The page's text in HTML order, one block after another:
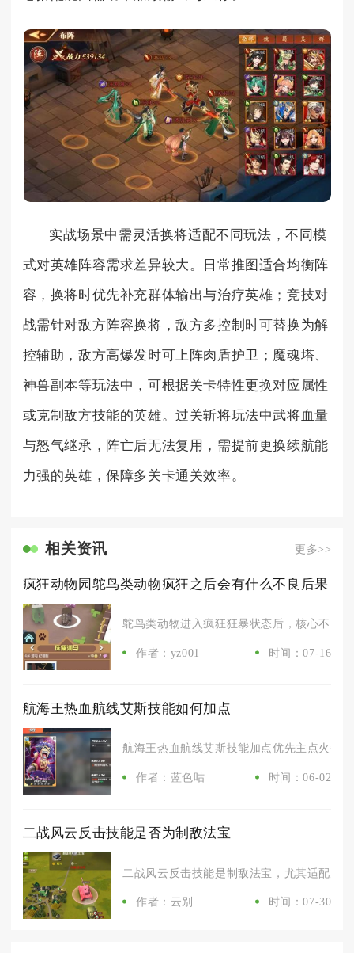
实战场景中需灵活换将适配不同玩法，不同模
式对英雄阵容需求差异较大。日常推图适合均衡阵
容，换将时优先补充群体输出与治疗英雄；竞技对
战需针对敌方阵容换将，敌方多控制时可替换为解
控辅助，敌方高爆发时可上阵肉盾护卫；魔魂塔、
神兽副本等玩法中，可根据关卡特性更换对应属性
或克制敌方技能的英雄。过关斩将玩法中武将血量
与怒气继承，阵亡后无法复用，需提前更换续航能
力强的英雄，保障多关卡通关效率。
相关资讯 更多>>
疯狂动物园鸵鸟类动物疯狂之后会有什么不良后果
鸵鸟类动物进入疯狂狂暴状态后，核心不良
作者：yz001 时间：07-16
航海王热血航线艾斯技能如何加点
航海王热血航线艾斯技能加点优先主点火拳
作者：蓝色咕 时间：06-02
二战风云反击技能是否为制敌法宝
二战风云反击技能是制敌法宝，尤其适配空
作者：云别 时间：07-30